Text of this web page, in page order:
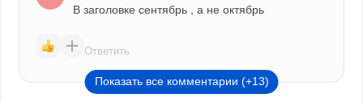
В заголовке сентябрь , а не октябрь
Ответить
Показать все комментарии (+13)